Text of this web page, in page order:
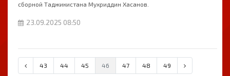
сборной Таджикистана Мухриддин Хасанов.
23.09.2025 08:50
43 44 45 46 47 48 49